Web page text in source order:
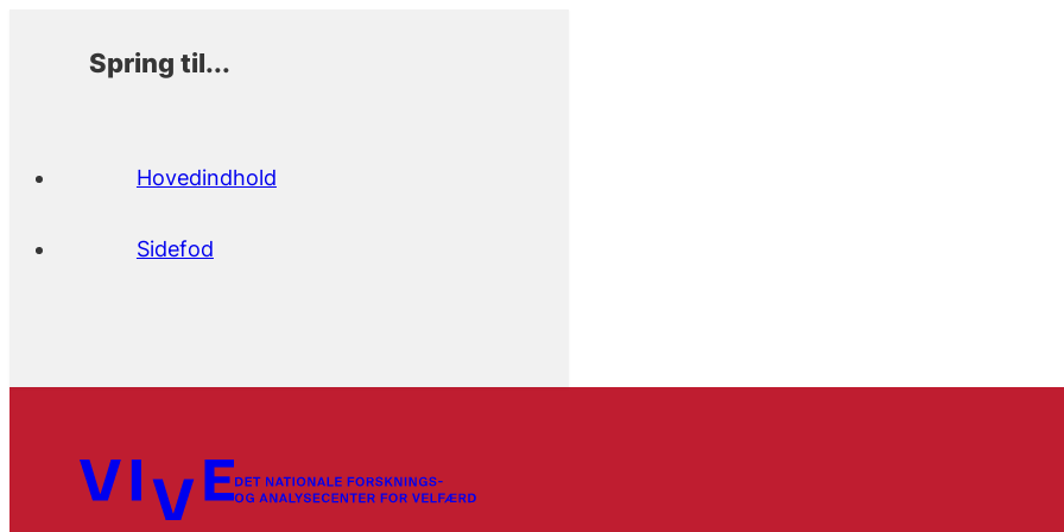
Spring til...
Hovedindhold
Sidefod